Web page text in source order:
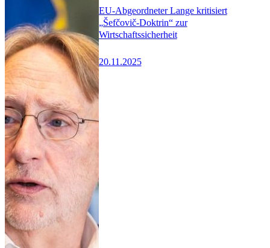
EU-Abgeordneter Lange kritisiert
„Šefčovič-Doktrin“ zur
Wirtschaftssicherheit
20.11.2025